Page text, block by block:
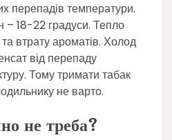
перепадів температури.
– 18-22 градуси. Тепло
втрату ароматів. Холод
від перепаду
Тому тримати табак
не варто.
не треба?